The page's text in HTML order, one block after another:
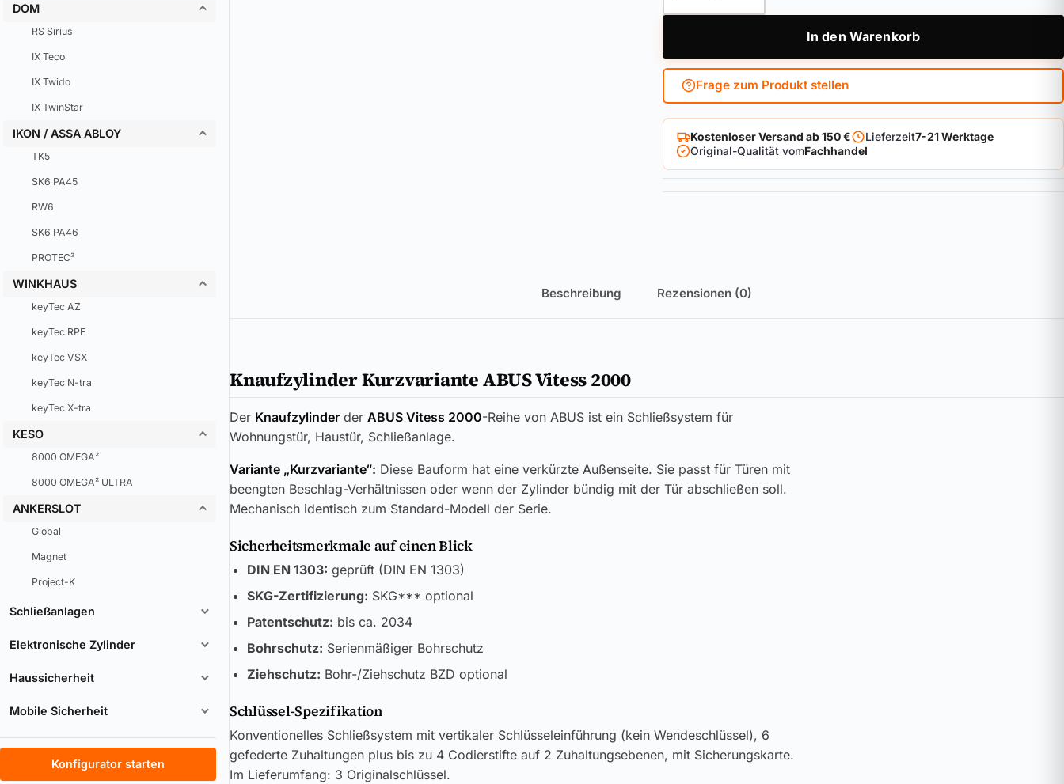
DOM
RS Sirius
IX Teco
IX Twido
IX TwinStar
IKON / ASSA ABLOY
TK5
SK6 PA45
RW6
SK6 PA46
PROTEC²
WINKHAUS
keyTec AZ
keyTec RPE
keyTec VSX
keyTec N-tra
keyTec X-tra
KESO
8000 OMEGA²
8000 OMEGA² ULTRA
ANKERSLOT
Global
Magnet
Project-K
Schließanlagen
Elektronische Zylinder
Haussicherheit
Mobile Sicherheit
Konfigurator starten
In den Warenkorb
Frage zum Produkt stellen
Kostenloser Versand ab 150 € Lieferzeit7-21 Werktage
Original-Qualität vomFachhandel
Beschreibung Rezensionen (0)
Knaufzylinder Kurzvariante ABUS Vitess 2000
Der Knaufzylinder der ABUS Vitess 2000-Reihe von ABUS ist ein Schließsystem für
Wohnungstür, Haustür, Schließanlage.
Variante „Kurzvariante“: Diese Bauform hat eine verkürzte Außenseite. Sie passt für Türen mit
beengten Beschlag-Verhältnissen oder wenn der Zylinder bündig mit der Tür abschließen soll.
Mechanisch identisch zum Standard-Modell der Serie.
Sicherheitsmerkmale auf einen Blick
DIN EN 1303: geprüft (DIN EN 1303)
SKG-Zertifizierung: SKG*** optional
Patentschutz: bis ca. 2034
Bohrschutz: Serienmäßiger Bohrschutz
Ziehschutz: Bohr-/Ziehschutz BZD optional
Schlüssel-Spezifikation
Konventionelles Schließsystem mit vertikaler Schlüsseleinführung (kein Wendeschlüssel), 6
gefederte Zuhaltungen plus bis zu 4 Codierstifte auf 2 Zuhaltungsebenen, mit Sicherungskarte.
Im Lieferumfang: 3 Originalschlüssel.